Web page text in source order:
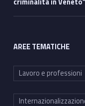
AREE TEMATICHE
Lavoro e professioni